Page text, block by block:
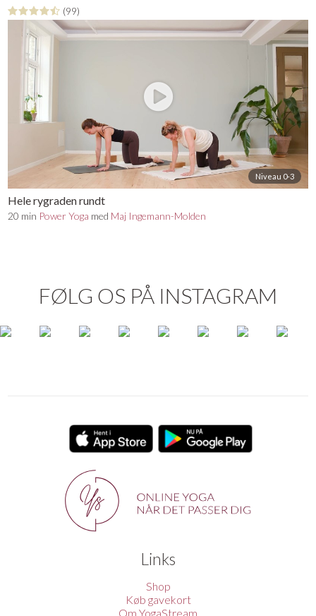
(99)
Niveau 0-3
Hele rygraden rundt
20 min Power Yoga med Maj Ingemann-Molden
FØLG OS PÅ INSTAGRAM
Links
Shop
Køb gavekort
Om YogaStream